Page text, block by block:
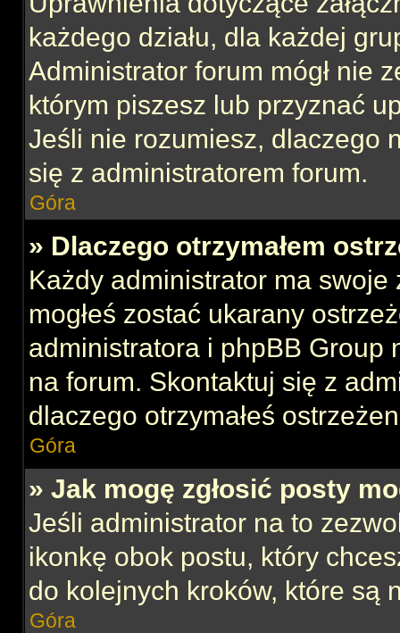
każdego działu, dla każdej
Administrator forum mógł nie
którym piszesz lub przyznać
Jeśli nie rozumiesz, dlaczego
się z administratorem forum.
Góra
» Dlaczego otrzymałem
Każdy administrator ma swoje
mogłeś zostać ukarany
administratora i phpBB Group
na forum. Skontaktuj się z
dlaczego otrzymałeś
Góra
» Jak mogę zgłosić posty
Jeśli administrator na to
ikonkę obok postu, który
do kolejnych kroków, które są
Góra